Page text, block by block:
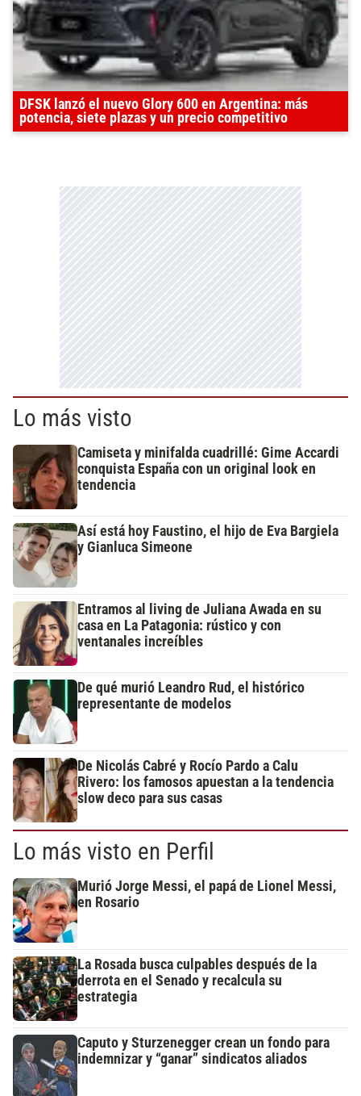
DFSK lanzó el nuevo Glory 600 en Argentina: más
potencia, siete plazas y un precio competitivo
Lo más visto
Camiseta y minifalda cuadrillé: Gime Accardi
conquista España con un original look en
tendencia
Así está hoy Faustino, el hijo de Eva Bargiela
y Gianluca Simeone
Entramos al living de Juliana Awada en su
casa en La Patagonia: rústico y con
ventanales increíbles
De qué murió Leandro Rud, el histórico
representante de modelos
De Nicolás Cabré y Rocío Pardo a Calu
Rivero: los famosos apuestan a la tendencia
slow deco para sus casas
Lo más visto en Perfil
Murió Jorge Messi, el papá de Lionel Messi,
en Rosario
La Rosada busca culpables después de la
derrota en el Senado y recalcula su
estrategia
Caputo y Sturzenegger crean un fondo para
indemnizar y “ganar” sindicatos aliados